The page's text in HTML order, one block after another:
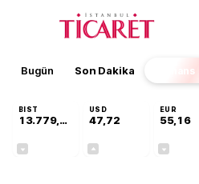
Bugün Son Dakika Finans
BIST
13.779,39
USD
47,72
EUR
55,16